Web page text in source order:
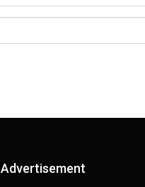
Advertisement